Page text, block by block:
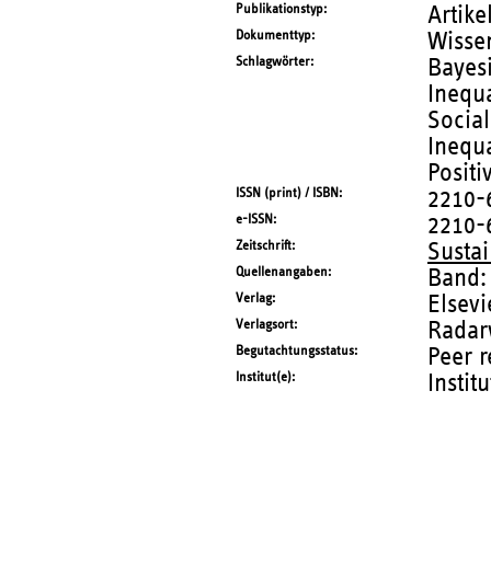
Publikationstyp
Dokumenttyp
Schlagwörter
ISSN (print) / ISBN 2210-
e-ISSN 2210-
Zeitschrift
Quellenangaben
Verlag
Verlagsort
Begutachtungsstatus Peer
Institut(e)